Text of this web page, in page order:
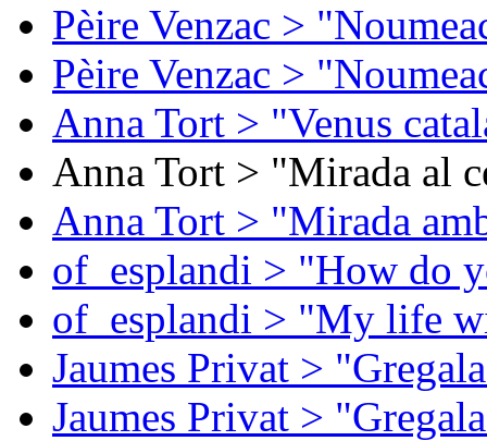
Pèire Venzac >
Pèire Venzac >
Anna Tort > "Venus
Anna Tort > "Mirada al
Anna Tort > "Mirada
of_esplandi > "How do
of_esplandi > "My life
Jaumes Privat >
Jaumes Privat >